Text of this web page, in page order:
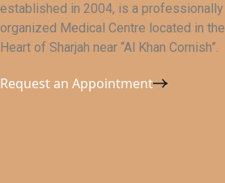
established in 2004, is a professionally
organized Medical Centre located in the
Heart of Sharjah near “Al Khan Cornish”.
Request an Appointment